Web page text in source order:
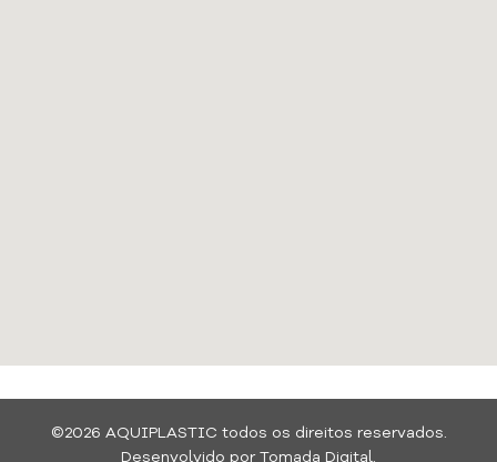
©2026 AQUIPLASTIC todos os direitos reservados.
Desenvolvido por Tomada Digital.